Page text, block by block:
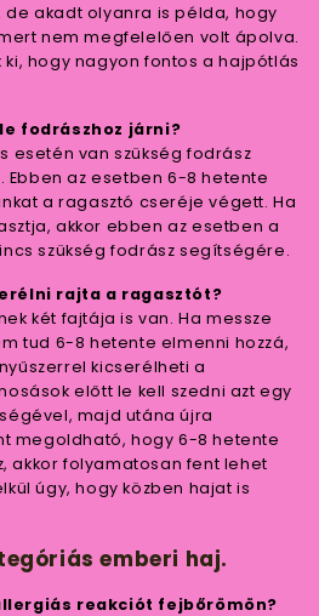
akadt olyanra is példa, hogy
nem megfelelően volt ápolva.
ki, hogy nagyon fontos a hajpótlás
fodrászhoz járni?
esetén van szükség fodrász
az esetben 6-8 hetente
a ragasztó cseréje végett. Ha
akkor ebben az esetben a
szükség fodrász segítségére.
rajta a ragasztót?
két fajtája is van. Ha messze
tud 6-8 hetente elmenni hozzá,
kicserélheti a
előtt le kell szedni azt egy
majd utána újra
megoldható, hogy 6-8 hetente
akkor folyamatosan fent lehet
úgy, hogy közben hajat is
emberi haj.
reakciót fejbőrömön?